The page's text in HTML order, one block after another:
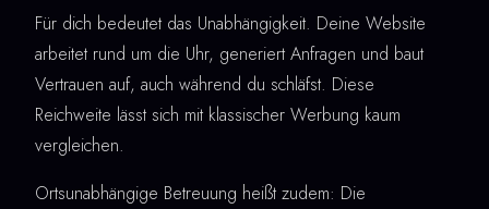
Für dich bedeutet das Unabhängigkeit. Deine Website
arbeitet rund um die Uhr, generiert Anfragen und baut
Vertrauen auf, auch während du schläfst. Diese
Reichweite lässt sich mit klassischer Werbung kaum
vergleichen.
Ortsunabhängige Betreuung heißt zudem: Die